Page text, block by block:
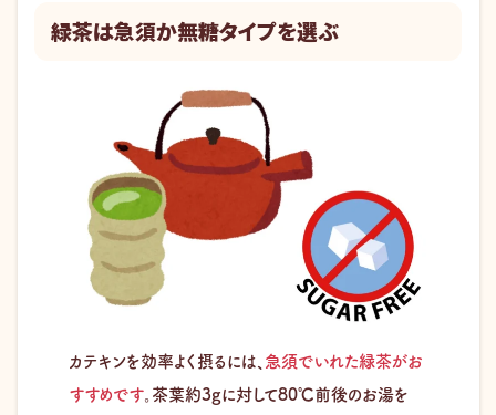
緑茶は急須か無糖タイプを選ぶ
カテキンを効率よく摂るには、 急須でいれた緑茶がお
すすめです。茶葉約3gに対して80℃前後のお湯を